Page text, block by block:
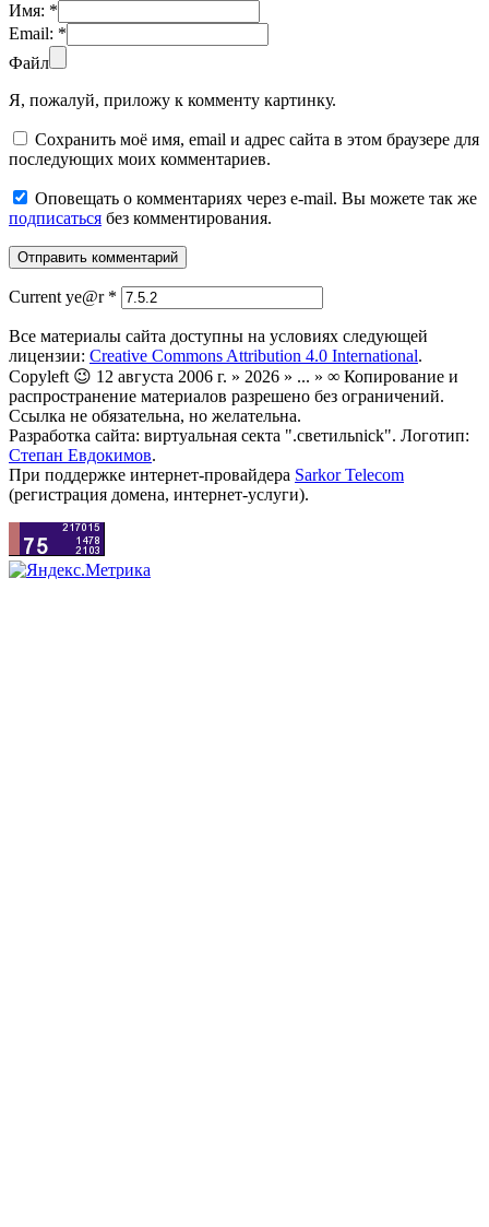
Имя: *
Email: *
Файл
Я, пожалуй, приложу к комменту картинку.
Сохранить моё имя, email и адрес сайта в этом браузере для
последующих моих комментариев.
Оповещать о комментариях через e-mail. Вы можете так же
подписаться без комментирования.
Current ye@r *
Все материалы сайта доступны на условиях следующей
лицензии: Creative Commons Attribution 4.0 International.
Copyleft 😉 12 августа 2006 г. » 2026 » ... » ∞ Копирование и
распространение материалов разрешено без ограничений.
Ссылка не обязательна, но желательна.
Разработка сайта: виртуальная секта ".светильnick". Логотип:
Степан Евдокимов.
При поддержке интернет-провайдера Sarkor Telecom
(регистрация домена, интернет-услуги).